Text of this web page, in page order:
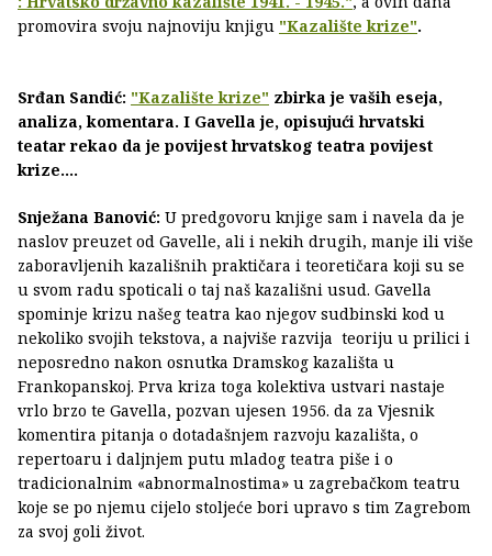
promovira svoju najnoviju knjigu "Kazalište krize".
Srđan Sandić: "Kazalište krize" zbirka je vaših eseja,
analiza, komentara. I Gavella je, opisujući hrvatski
teatar rekao da je povijest hrvatskog teatra povijest
krize....
Snježana Banović: U predgovoru knjige sam i navela da je
naslov preuzet od Gavelle, ali i nekih drugih, manje ili više
zaboravljenih kazališnih praktičara i teoretičara koji su se
u svom radu spoticali o taj naš kazališni usud. Gavella
spominje krizu našeg teatra kao njegov sudbinski kod u
nekoliko svojih tekstova, a najviše razvija teoriju u prilici i
neposredno nakon osnutka Dramskog kazališta u
Frankopanskoj. Prva kriza toga kolektiva ustvari nastaje
vrlo brzo te Gavella, pozvan ujesen 1956. da za Vjesnik
komentira pitanja o dotadašnjem razvoju kazališta, o
repertoaru i daljnjem putu mladog teatra piše i o
tradicionalnim «abnormalnostima» u zagrebačkom teatru
koje se po njemu cijelo stoljeće bori upravo s tim Zagrebom
za svoj goli život.